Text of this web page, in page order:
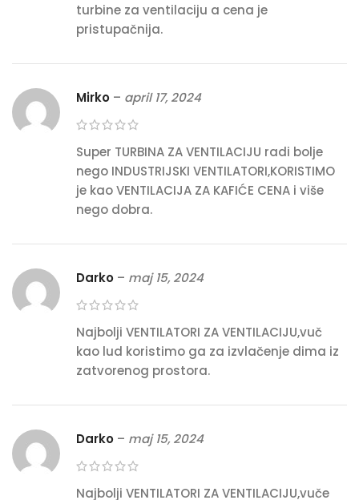
turbine za ventilaciju a cena je
pristupačnija.
Mirko – april 17, 2024
Super TURBINA ZA VENTILACIJU radi bolje
nego INDUSTRIJSKI VENTILATORI,KORISTIMO
je kao VENTILACIJA ZA KAFIĆE CENA i više
nego dobra.
Darko – maj 15, 2024
Najbolji VENTILATORI ZA VENTILACIJU,vuč
kao lud koristimo ga za izvlačenje dima iz
zatvorenog prostora.
Darko – maj 15, 2024
Najbolji VENTILATORI ZA VENTILACIJU,vuče